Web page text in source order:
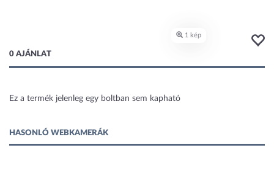
0 AJÁNLAT
Ez a termék jelenleg egy boltban sem kapható
HASONLÓ WEBKAMERÁK